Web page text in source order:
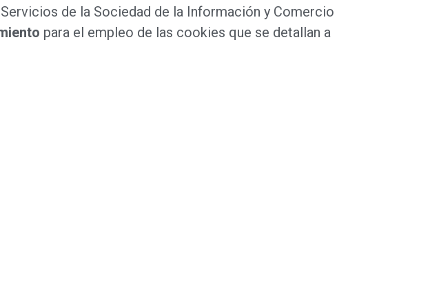
de la Sociedad de la Información y Comercio
para el empleo de las cookies que se detallan a